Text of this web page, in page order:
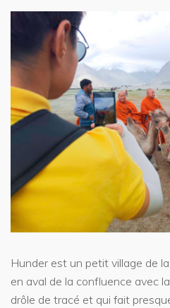
Hunder est un petit village de
en aval de la confluence avec
drôle de tracé et qui fait